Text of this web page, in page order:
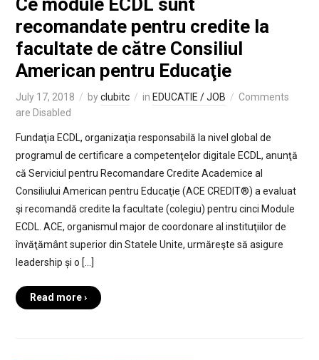
Ce module ECDL sunt
recomandate pentru credite la
facultate de către Consiliul
American pentru Educaţie
July 17, 2018 byclubitc in EDUCATIE / JOB
Comments
are Disabled
Fundaţia ECDL, organizaţia responsabilă la nivel global de
programul de certificare a competenţelor digitale ECDL, anunţă
că Serviciul pentru Recomandare Credite Academice al
Consiliului American pentru Educaţie (ACE CREDIT®) a evaluat
şi recomandă credite la facultate (colegiu) pentru cinci Module
ECDL. ACE, organismul major de coordonare al instituţiilor de
învăţământ superior din Statele Unite, urmăreşte să asigure
leadership și o […]
Read more ›